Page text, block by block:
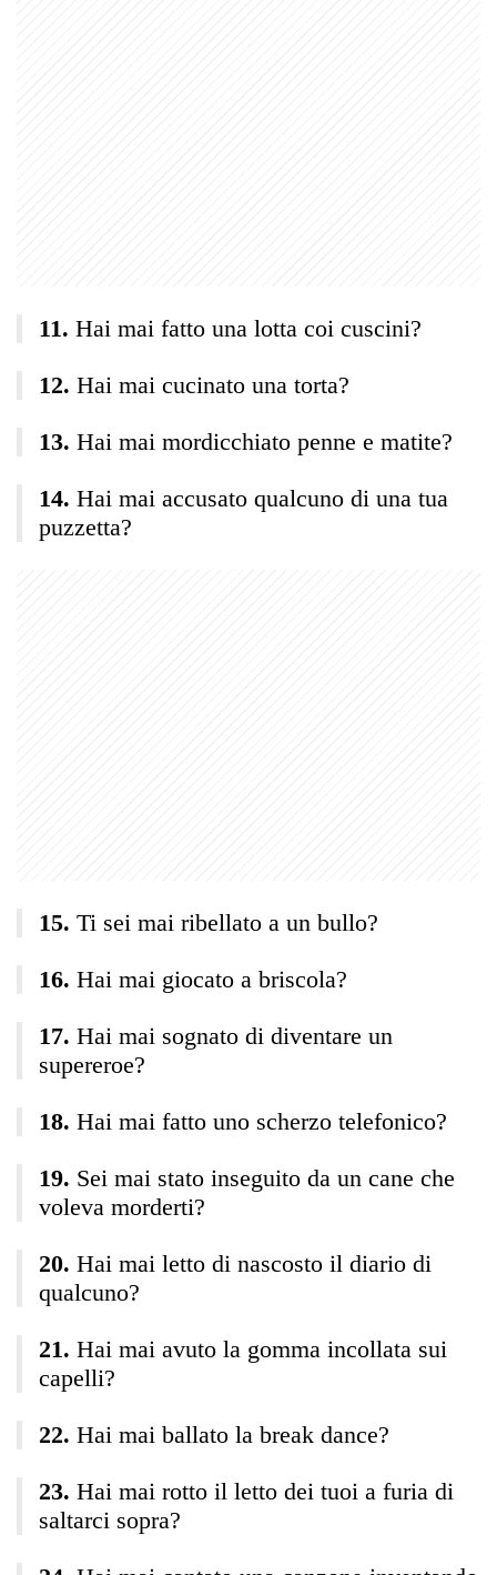
Hai mai fatto una lotta coi cuscini?
Hai mai cucinato una torta?
Hai mai mordicchiato penne e matite?
Hai mai accusato qualcuno di una tua
puzzetta?
Ti sei mai ribellato a un bullo?
Hai mai giocato a briscola?
Hai mai sognato di diventare un
supereroe?
Hai mai fatto uno scherzo telefonico?
Sei mai stato inseguito da un cane che
voleva morderti?
Hai mai letto di nascosto il diario di
qualcuno?
Hai mai avuto la gomma incollata sui
capelli?
Hai mai ballato la break dance?
Hai mai rotto il letto dei tuoi a furia di
saltarci sopra?